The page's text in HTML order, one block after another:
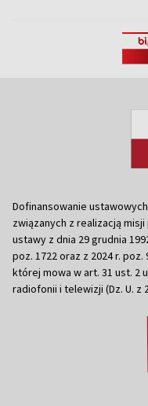
Dofinansowanie
związanych z realizacją
ustawy z dnia 29 grudnia
poz. 1722 oraz z 2024 r.
której mowa w art. 31 ust. 2
radiofonii i telewizji (Dz. U. z